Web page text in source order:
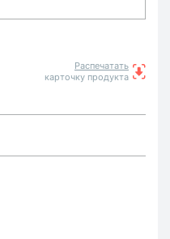
Распечатать
карточку продукта